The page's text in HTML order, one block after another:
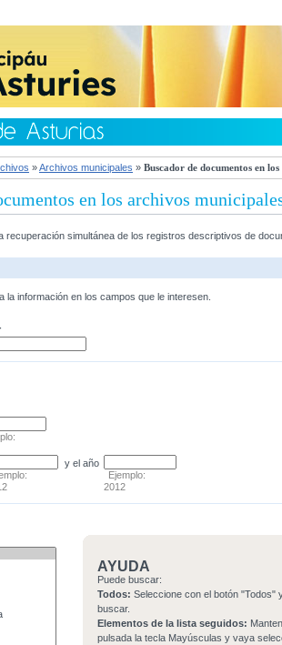
»Archivos municipales » Buscador de documentos en
en los archivos
recuperación simultánea de los registros descriptivos de
la información en los campos que le interesen.
y el año
Ejemplo:
2012
AYUDA
Puede buscar:
Todos: Seleccione con el botón "Todos"
buscar.
Elementos de la lista seguidos:
pulsada la tecla Mayúsculas y vaya